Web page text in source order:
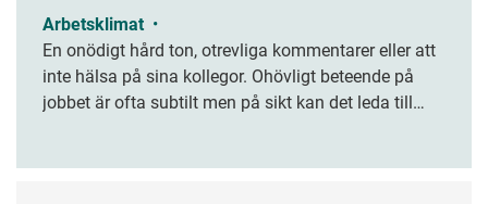
Arbetsklimat •
En onödigt hård ton, otrevliga kommentarer eller att
inte hälsa på sina kollegor. Ohövligt beteende på
jobbet är ofta subtilt men på sikt kan det leda till